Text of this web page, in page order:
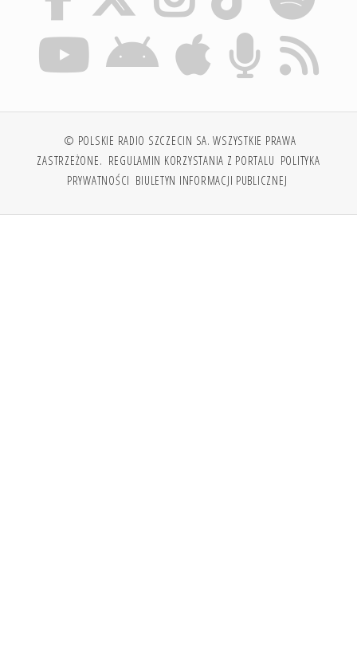
© POLSKIE RADIO SZCZECIN SA. WSZYSTKIE PRAWA
ZASTRZEŻONE. REGULAMIN KORZYSTANIA Z PORTALU POLITYKA
PRYWATNOŚCI BIULETYN INFORMACJI PUBLICZNEJ